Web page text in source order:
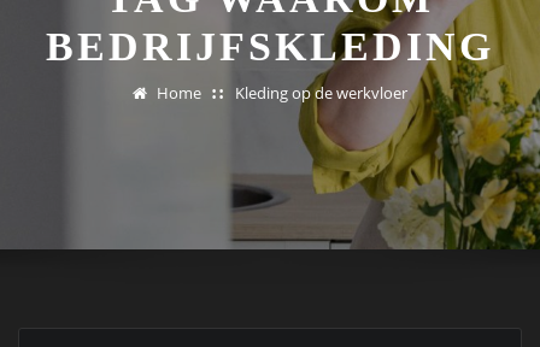
BEDRIJFSKLEDING
Home Kleding op de werkvloer